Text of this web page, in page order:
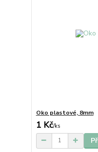
Oko plastové, 8mm
1 Kč/ks